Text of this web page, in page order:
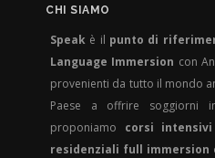
CHI SIAMO
Speak è il punto di
Language Immersion con
provenienti da tutto il mondo
Paese a offrire soggiorni
proponiamo corsi
residenziali full immersion